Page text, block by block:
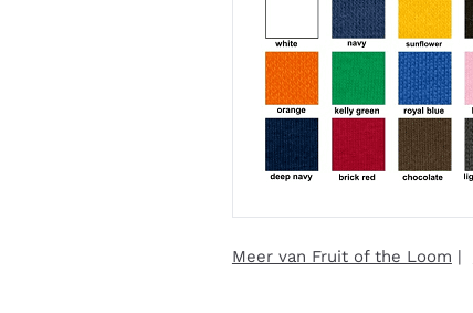
Meer van Fruit of the Loom |